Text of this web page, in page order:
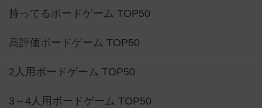
持ってるボードゲーム TOP50
高評価ボードゲーム TOP50
2人用ボードゲーム TOP50
3～4人用ボードゲーム TOP50